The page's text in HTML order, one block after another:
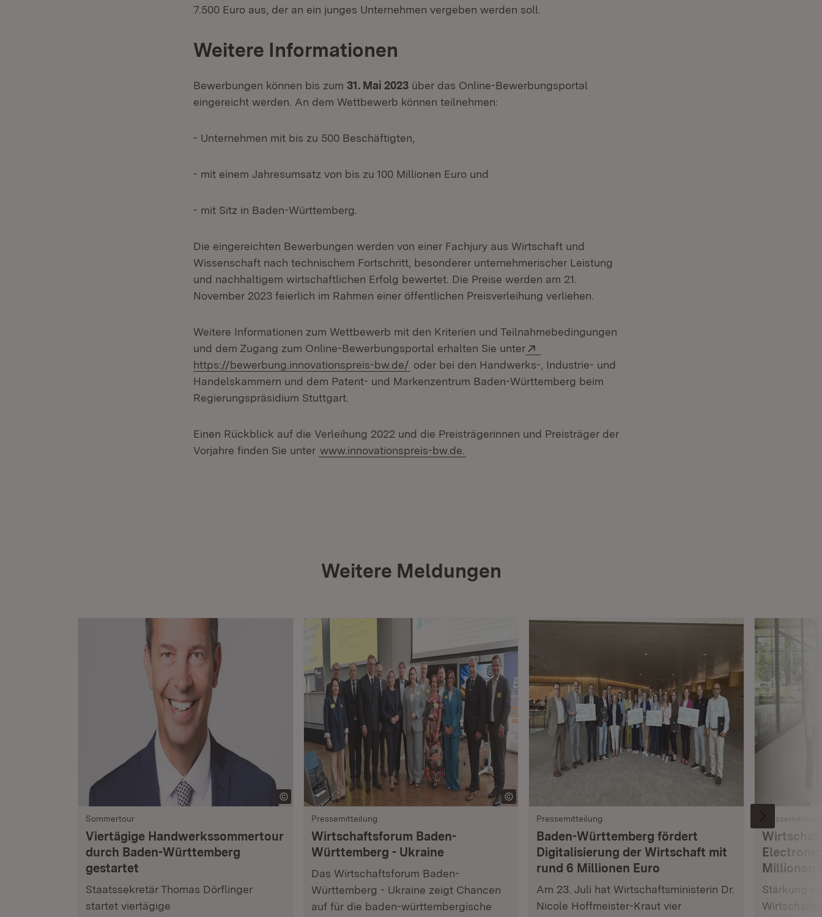
7.500 Euro aus, der an ein junges Unternehmen vergeben werden soll.
Weitere Informationen
Bewerbungen können bis zum 31. Mai 2023 über das Online-Bewerbungsportal
eingereicht werden. An dem Wettbewerb können teilnehmen:
- Unternehmen mit bis zu 500 Beschäftigten,
- mit einem Jahresumsatz von bis zu 100 Millionen Euro und
- mit Sitz in Baden-Württemberg.
Die eingereichten Bewerbungen werden von einer Fachjury aus Wirtschaft und
Wissenschaft nach technischem Fortschritt, besonderer unternehmerischer Leistung
und nachhaltigem wirtschaftlichen Erfolg bewertet. Die Preise werden am 21.
November 2023 feierlich im Rahmen einer öffentlichen Preisverleihung verliehen.
Weitere Informationen zum Wettbewerb mit den Kriterien und Teilnahmebedingungen
und dem Zugang zum Online-Bewerbungsportal erhalten Sie unter
https://bewerbung.innovationspreis-bw.de/ (Öffnet in neuem Fenster)
oder bei den Handwerks-, Industrie- und
Handelskammern und dem Patent- und Markenzentrum Baden-Württemberg beim
Regierungspräsidium Stuttgart.
Einen Rückblick auf die Verleihung 2022 und die Preisträgerinnen und Preisträger der
Vorjahre finden Sie unter www.innovationspreis-bw.de.
Weitere Meldungen
Sommertour
Viertägige Handwerkssommertour
durch Baden-Württemberg
gestartet
Staatssekretär Thomas Dörflinger
startet viertägige
Pressemitteilung
Wirtschaftsforum Baden-
Württemberg - Ukraine
Das Wirtschaftsforum Baden-
Württemberg - Ukraine zeigt Chancen
auf für die baden-württembergische
Pressemitteilung
Baden-Württemberg fördert
Digitalisierung der Wirtschaft mit
rund 6 Millionen Euro
Am 23. Juli hat Wirtschaftsministerin Dr.
Nicole Hoffmeister-Kraut vier
Millionen
Stärkung